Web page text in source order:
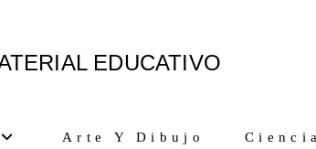
EDUCATIVO
Arte Y Dibujo